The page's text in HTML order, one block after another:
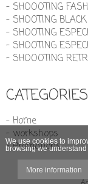
- SHOOOTING
- SHOOTING
- SHOOTING
- SHOOTING
- SHOOOTING
CATEGORIES
- Home
- workshops
- Promotions
We use cookies to
browsing we
More information